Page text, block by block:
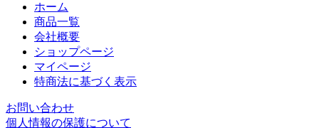
ホーム
商品一覧
会社概要
ショップページ
マイページ
特商法に基づく表示
お問い合わせ
個人情報の保護について